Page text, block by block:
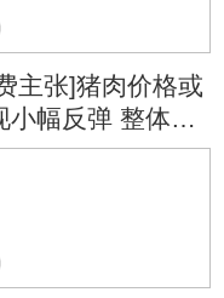
主张]猪肉价格或
小幅反弹 整体下
势难改变